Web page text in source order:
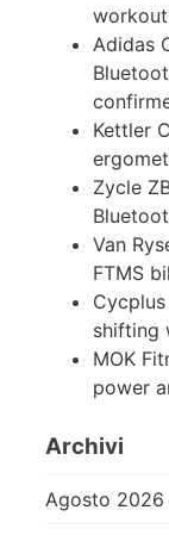
Adidas
Kettler
Zycle
Van
FTMS
shifting
MOK
power
Archivi
Agosto 2026